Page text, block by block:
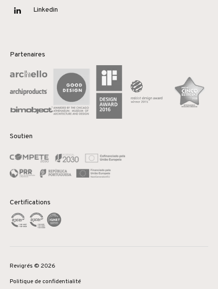
Linkedin
Partenaires
Soutien
Certifications
Revigrés © 2026
Politique de confidentialité